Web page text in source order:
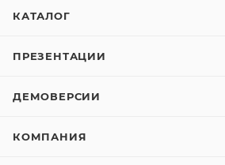
КАТАЛОГ
ПРЕЗЕНТАЦИИ
ДЕМОВЕРСИИ
КОМПАНИЯ